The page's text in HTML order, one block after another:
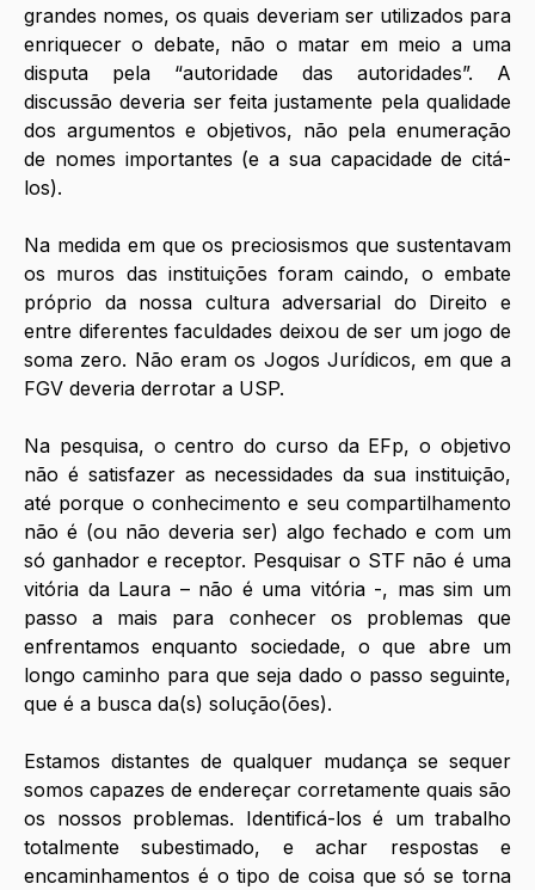
grandes nomes, os quais deveriam ser utilizados para
enriquecer o debate, não o matar em meio a uma
disputa pela “autoridade das autoridades”. A
discussão deveria ser feita justamente pela qualidade
dos argumentos e objetivos, não pela enumeração
de nomes importantes (e a sua capacidade de citá-
los).
Na medida em que os preciosismos que sustentavam
os muros das instituições foram caindo, o embate
próprio da nossa cultura adversarial do Direito e
entre diferentes faculdades deixou de ser um jogo de
soma zero. Não eram os Jogos Jurídicos, em que a
FGV deveria derrotar a USP.
Na pesquisa, o centro do curso da EFp, o objetivo
não é satisfazer as necessidades da sua instituição,
até porque o conhecimento e seu compartilhamento
não é (ou não deveria ser) algo fechado e com um
só ganhador e receptor. Pesquisar o STF não é uma
vitória da Laura – não é uma vitória -, mas sim um
passo a mais para conhecer os problemas que
enfrentamos enquanto sociedade, o que abre um
longo caminho para que seja dado o passo seguinte,
que é a busca da(s) solução(ões).
Estamos distantes de qualquer mudança se sequer
somos capazes de endereçar corretamente quais são
os nossos problemas. Identificá-los é um trabalho
totalmente subestimado, e achar respostas e
encaminhamentos é o tipo de coisa que só se torna